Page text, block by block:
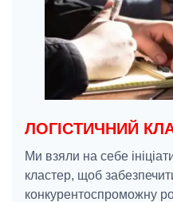
ЛОГІСТИЧНИЙ
Ми взяли на себе
кластер, щоб
конкурентоспроможну